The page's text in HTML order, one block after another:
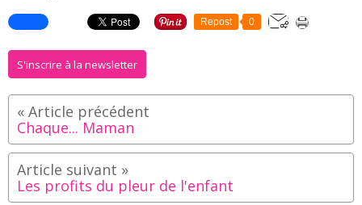
Repost 0
S'inscrire à la newsletter
Chaque... Maman
Les profits du pleur de l'enfant